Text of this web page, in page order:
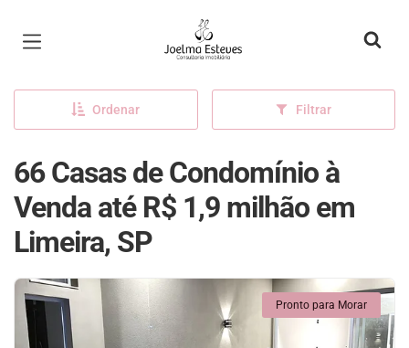
Página inicial
Ordenar Filtrar
66 Casas de Condomínio à
Venda até R$ 1,9 milhão em
Limeira, SP
Pronto para Morar